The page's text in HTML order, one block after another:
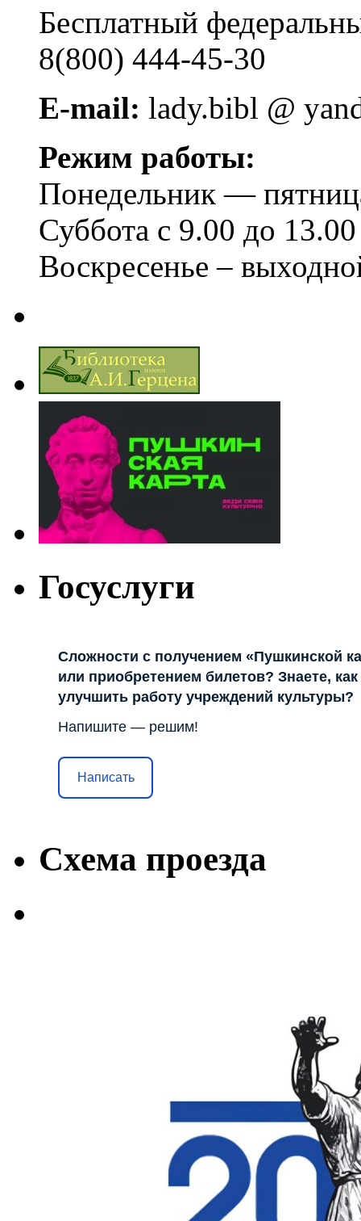
Бесплатный
8(800) 444-45-30
E-mail: lady.bibl @
Режим работы:
Понедельник —
Суббота с 9.00 до 13.00
Воскресенье –
Госуслуги
Сложности с получением «Пушкинской
или приобретением билетов? Знаете, как
улучшить работу учреждений культуры?
Напишите — решим!
Написать
Схема проезда